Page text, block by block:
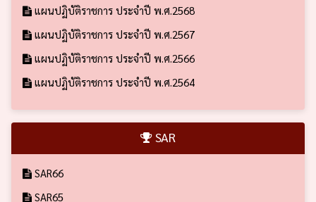
แผนปฏิบัติราชการ ประจำปี พ.ศ.2568
แผนปฏิบัติราชการ ประจำปี พ.ศ.2567
แผนปฏิบัติราชการ ประจำปี พ.ศ.2566
แผนปฏิบัติราชการ ประจำปี พ.ศ.2564
SAR
SAR66
SAR65